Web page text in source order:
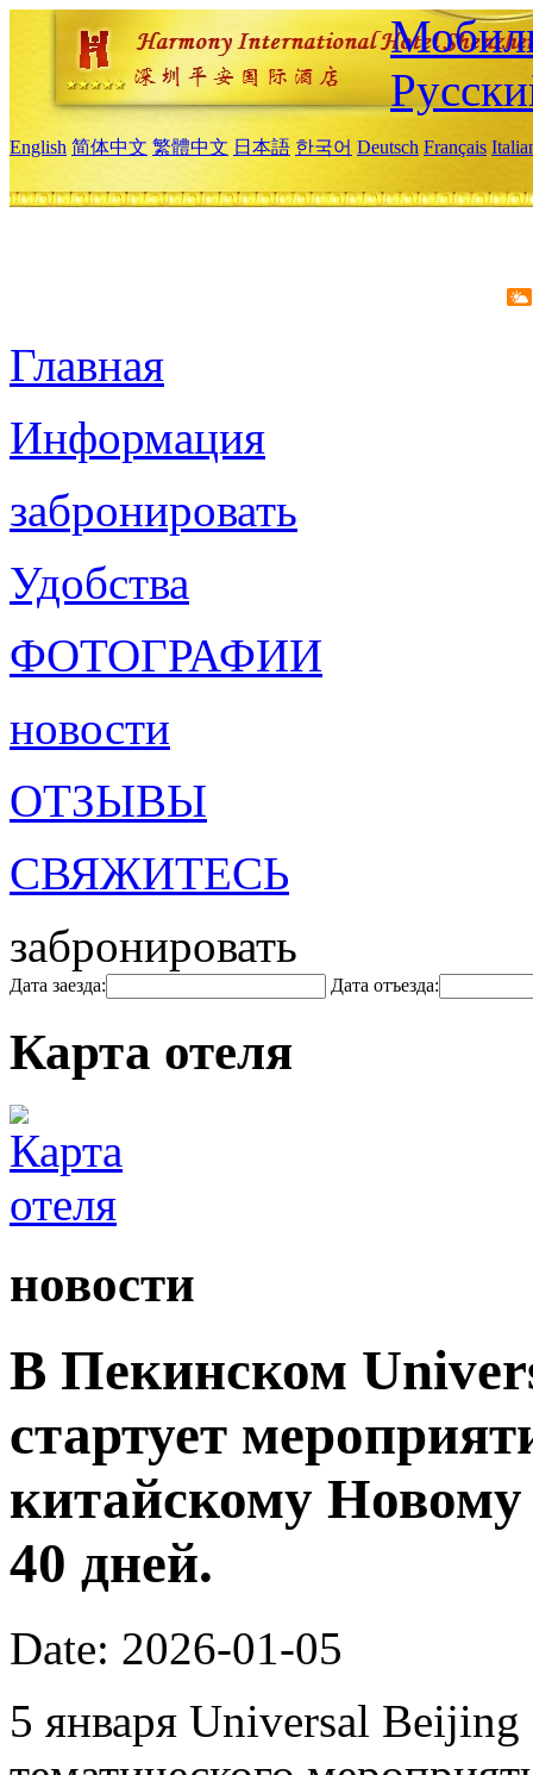
English 简体中文 繁體中文 日本語 한국어 Deutsch Français
Главная
Информация
забронировать
Удобства
ФОТОГРАФИИ
новости
ОТЗЫВЫ
СВЯЖИТЕСЬ
забронировать
Дата заезда: Дата отъезда:
Карта отеля
новости
В Пекинском
стартует
китайскому Новому
40 дней.
Date: 2026-01-05
5 января Universal